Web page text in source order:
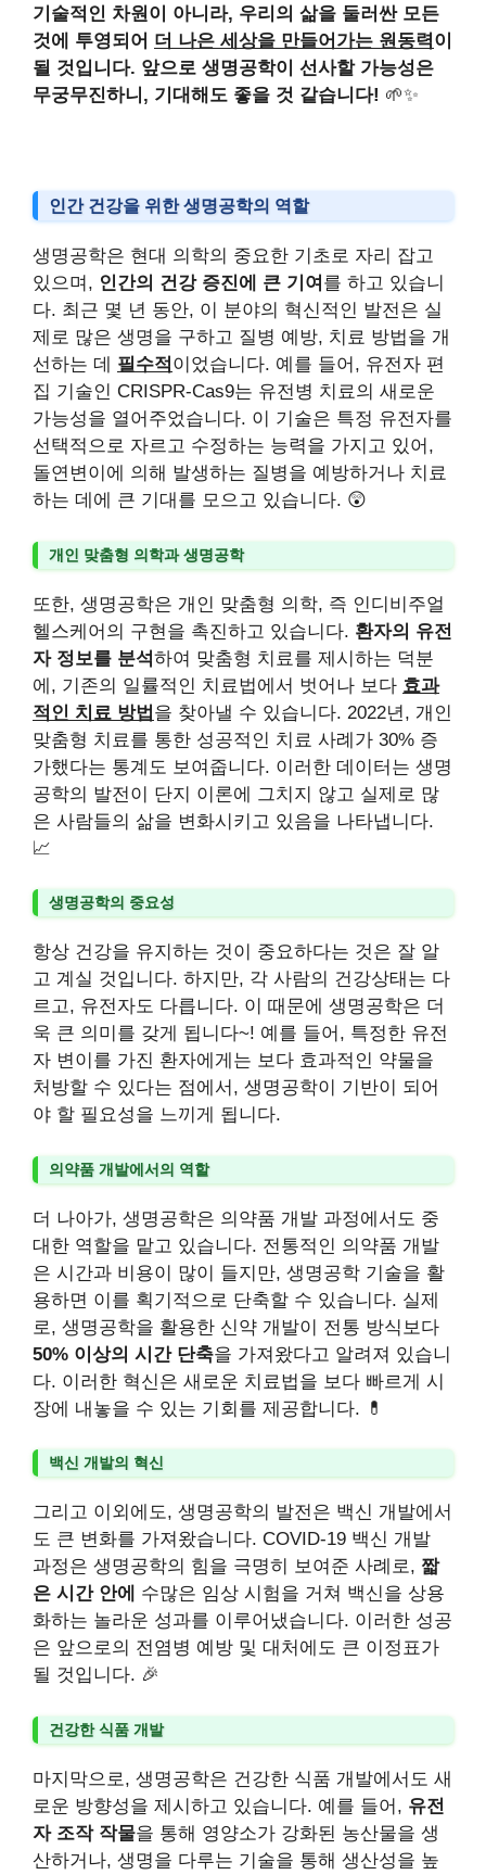
기술적인 차원이 아니라, 우리의 삶을 둘러싼 모든
것에 투영되어 더 나은 세상을 만들어가는 원동력이
될 것입니다. 앞으로 생명공학이 선사할 가능성은
무궁무진하니, 기대해도 좋을 것 같습니다! 🌱✨
인간 건강을 위한 생명공학의 역할
생명공학은 현대 의학의 중요한 기초로 자리 잡고
있으며, 인간의 건강 증진에 큰 기여 를 하고 있습니
다. 최근 몇 년 동안, 이 분야의 혁신적인 발전은 실
제로 많은 생명을 구하고 질병 예방, 치료 방법을 개
선하는 데 필수적 이었습니다. 예를 들어, 유전자 편
집 기술인 CRISPR-Cas9는 유전병 치료의 새로운
가능성을 열어주었습니다. 이 기술은 특정 유전자를
선택적으로 자르고 수정하는 능력을 가지고 있어,
돌연변이에 의해 발생하는 질병을 예방하거나 치료
하는 데에 큰 기대를 모으고 있습니다. 😲
개인 맞춤형 의학과 생명공학
또한, 생명공학은 개인 맞춤형 의학, 즉 인디비주얼
헬스케어의 구현을 촉진하고 있습니다. 환자의 유전
자 정보를 분석하여 맞춤형 치료를 제시하는 덕분
에, 기존의 일률적인 치료법에서 벗어나 보다 효과
적인 치료 방법 을 찾아낼 수 있습니다. 2022년, 개인
맞춤형 치료를 통한 성공적인 치료 사례가 30% 증
가했다는 통계도 보여줍니다. 이러한 데이터는 생명
공학의 발전이 단지 이론에 그치지 않고 실제로 많
은 사람들의 삶을 변화시키고 있음을 나타냅니다.
📈
생명공학의 중요성
항상 건강을 유지하는 것이 중요하다는 것은 잘 알
고 계실 것입니다. 하지만, 각 사람의 건강상태는 다
르고, 유전자도 다릅니다. 이 때문에 생명공학은 더
욱 큰 의미를 갖게 됩니다~! 예를 들어, 특정한 유전
자 변이를 가진 환자에게는 보다 효과적인 약물을
처방할 수 있다는 점에서, 생명공학이 기반이 되어
야 할 필요성을 느끼게 됩니다.
의약품 개발에서의 역할
더 나아가, 생명공학은 의약품 개발 과정에서도 중
대한 역할을 맡고 있습니다. 전통적인 의약품 개발
은 시간과 비용이 많이 들지만, 생명공학 기술을 활
용하면 이를 획기적으로 단축할 수 있습니다. 실제
로, 생명공학을 활용한 신약 개발이 전통 방식보다
50% 이상의 시간 단축을 가져왔다고 알려져 있습니
다. 이러한 혁신은 새로운 치료법을 보다 빠르게 시
장에 내놓을 수 있는 기회를 제공합니다. 💊
백신 개발의 혁신
그리고 이외에도, 생명공학의 발전은 백신 개발에서
도 큰 변화를 가져왔습니다. COVID-19 백신 개발
과정은 생명공학의 힘을 극명히 보여준 사례로, 짧
은 시간 안에
수많은 임상 시험을 거쳐 백신을 상용
화하는 놀라운 성과를 이루어냈습니다. 이러한 성공
은 앞으로의 전염병 예방 및 대처에도 큰 이정표가
될 것입니다. 🎉
건강한 식품 개발
마지막으로, 생명공학은 건강한 식품 개발에서도 새
로운 방향성을 제시하고 있습니다. 예를 들어, 유전
자 조작 작물을 통해 영양소가 강화된 농산물을 생
산하거나, 생명을 다루는 기술을 통해 생산성을 높